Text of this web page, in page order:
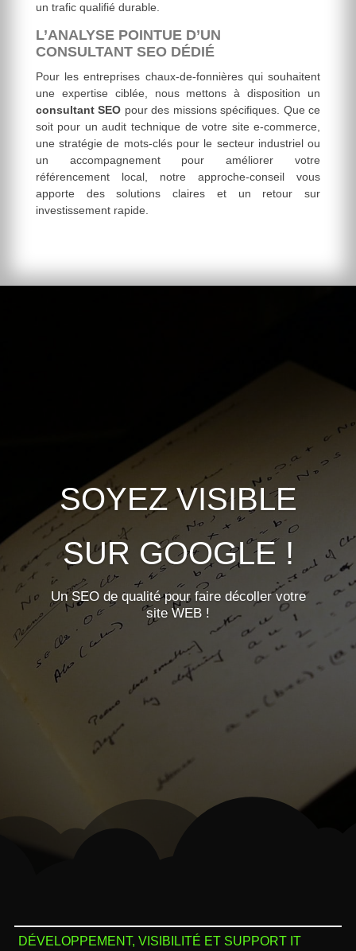
un trafic qualifié durable.
L’ANALYSE POINTUE D’UN
CONSULTANT SEO DÉDIÉ
Pour les entreprises chaux-de-fonnières qui souhaitent
une expertise ciblée, nous mettons à disposition un
consultant SEO pour des missions spécifiques. Que ce
soit pour un audit technique de votre site e-commerce,
une stratégie de mots-clés pour le secteur industriel ou
un accompagnement pour améliorer votre
référencement local, notre approche-conseil vous
apporte des solutions claires et un retour sur
investissement rapide.
SOYEZ VISIBLE
SUR GOOGLE !
Un SEO de qualité pour faire décoller votre
site WEB !
DÉVELOPPEMENT, VISIBILITÉ ET SUPPORT IT